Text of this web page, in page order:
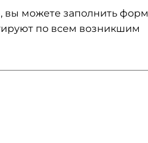
вы можете заполнить
по всем возникшим